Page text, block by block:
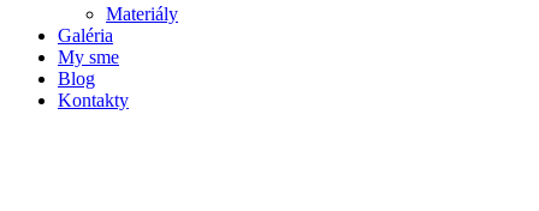
Materiály
Galéria
My sme
Blog
Kontakty